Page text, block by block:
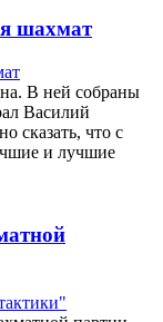
шахмат
В ней собраны
Василий
сказать, что с
и лучшие